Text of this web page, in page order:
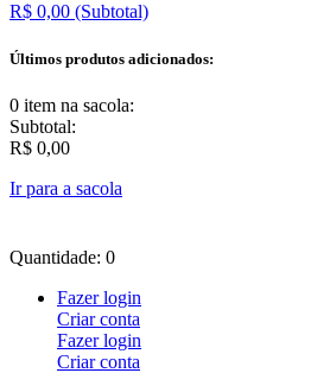
R$ 0,00 (Subtotal)
Últimos produtos adicionados:
0 item na sacola:
Subtotal:
R$ 0,00
Ir para a sacola
Quantidade: 0
Fazer login
Criar conta
Fazer login
Criar conta